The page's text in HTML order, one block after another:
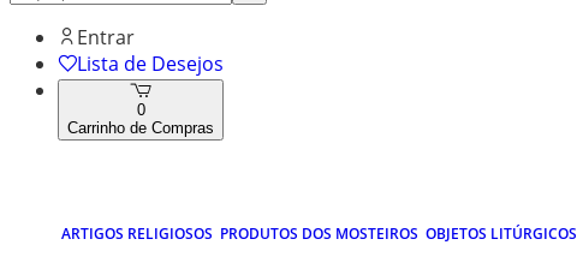
Entrar
Lista de Desejos
0
Carrinho de Compras
ARTIGOS RELIGIOSOS PRODUTOS DOS MOSTEIROS OBJETOS LITÚRGICOS